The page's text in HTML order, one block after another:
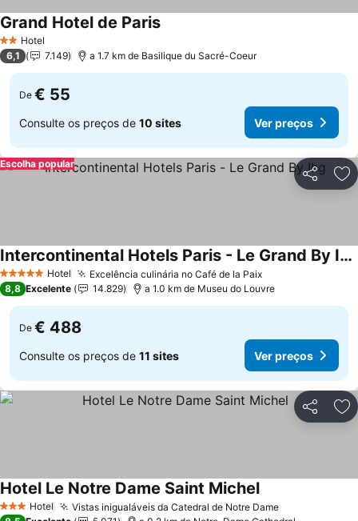
2 Estrelas
Hotel
Grand Hotel de Paris
6,1 7.149 a 1.7 km de Basilique du Sacré-Coeur
De € 55
Consulte os preços de 10 sites Ver preços
Partilhar
Escolha popular
5 Estrelas Hotel Excelência culinária no Café de la Paix
Intercontinental Hotels Paris - Le Grand By Ihg
8,8 Excelente 14.829 a 1.0 km de Museu do Louvre
De € 488
Consulte os preços de 11 sites Ver preços
Partilhar
3 EstrelasHotel Vistas inigualáveis da Catedral de Notre Dame
Hotel Le Notre Dame Saint Michel